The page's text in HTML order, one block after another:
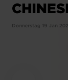
Donnerstag 19 Jan